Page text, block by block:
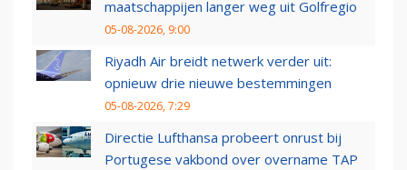
maatschappijen langer weg uit Golfregio
05-08-2026, 9:00
Riyadh Air breidt netwerk verder uit:
opnieuw drie nieuwe bestemmingen
05-08-2026, 7:29
Directie Lufthansa probeert onrust bij
Portugese vakbond over overname TAP